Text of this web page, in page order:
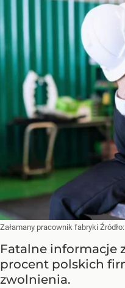
Załamany pracownik fabryki Źródło:
Fatalne informacje
procent polskich
zwolnienia.